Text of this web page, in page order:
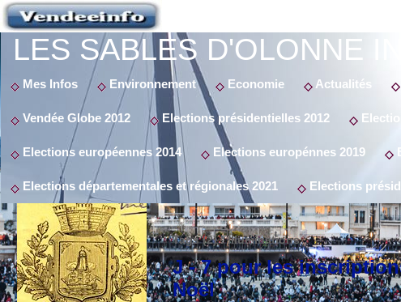
LES SABLES D'OLONNE
Mes Infos Environnement Economie Actualités
Vendée Globe 2012 Elections présidentielles 2012
Elections européennes 2014 Elections europénnes 2019
Elections départementales et régionales 2021 Elections
Tags (2) : Illuminations
J - 7 pour les
Noël